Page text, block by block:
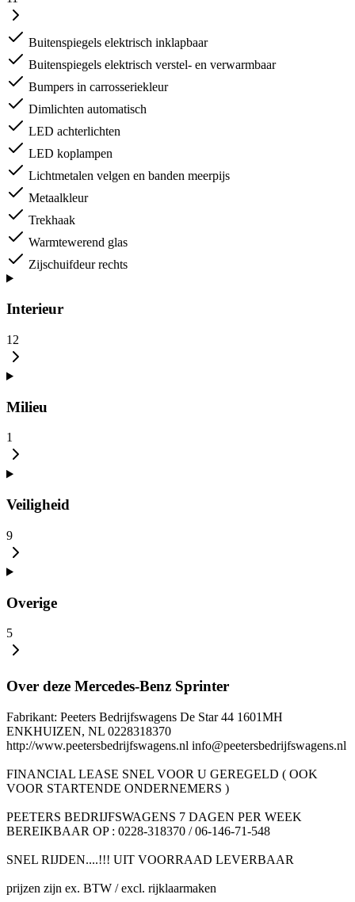
Buitenspiegels elektrisch inklapbaar
Buitenspiegels elektrisch verstel- en verwarmbaar
Bumpers in carrosseriekleur
Dimlichten automatisch
LED achterlichten
LED koplampen
Lichtmetalen velgen en banden meerpijs
Metaalkleur
Trekhaak
Warmtewerend glas
Zijschuifdeur rechts
Interieur
12
Milieu
1
Veiligheid
9
Overige
5
Over deze Mercedes-Benz Sprinter
Fabrikant: Peeters Bedrijfswagens De Star 44 1601MH
ENKHUIZEN, NL 0228318370
http://www.peetersbedrijfswagens.nl info@peetersbedrijfswagens.nl
FINANCIAL LEASE SNEL VOOR U GEREGELD ( OOK
VOOR STARTENDE ONDERNEMERS )
PEETERS BEDRIJFSWAGENS 7 DAGEN PER WEEK
BEREIKBAAR OP : 0228-318370 / 06-146-71-548
SNEL RIJDEN....!!! UIT VOORRAAD LEVERBAAR
prijzen zijn ex. BTW / excl. rijklaarmaken